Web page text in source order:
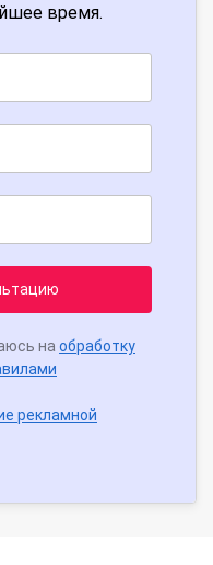
время.
на обработку
рекламной